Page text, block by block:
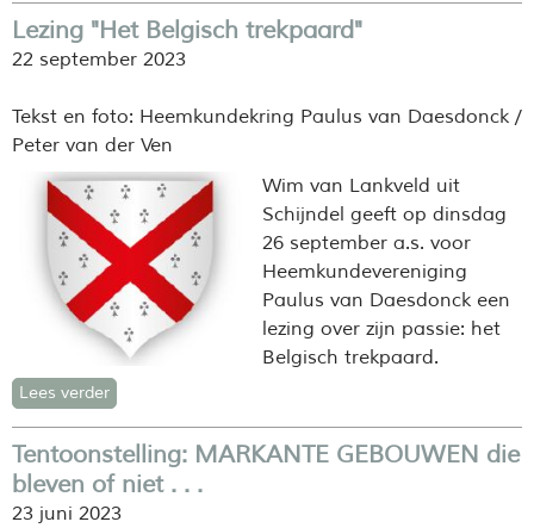
Lezing "Het Belgisch trekpaard"
22 september 2023
Tekst en foto: Heemkundekring Paulus van Daesdonck /
Peter van der Ven
Wim van Lankveld uit
Schijndel geeft op dinsdag
26 september a.s. voor
Heemkundevereniging
Paulus van Daesdonck een
lezing over zijn passie: het
Belgisch trekpaard.
Lees verder
Tentoonstelling: MARKANTE GEBOUWEN die
bleven of niet . . .
23 juni 2023